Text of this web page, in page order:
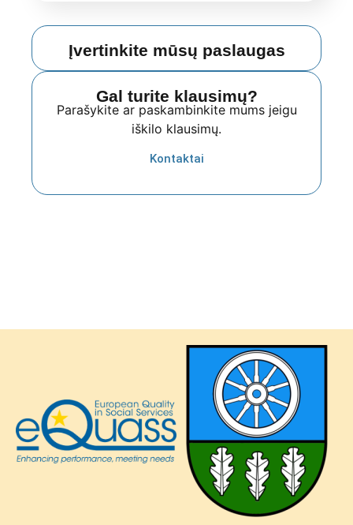
Įvertinkite mūsų paslaugas
Gal turite klausimų?
Parašykite ar paskambinkite mums jeigu
iškilo klausimų.
Kontaktai